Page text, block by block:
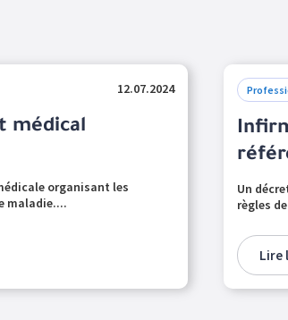
12.07.2024
médical
organisant les
maladie....
Un
règles
Lire